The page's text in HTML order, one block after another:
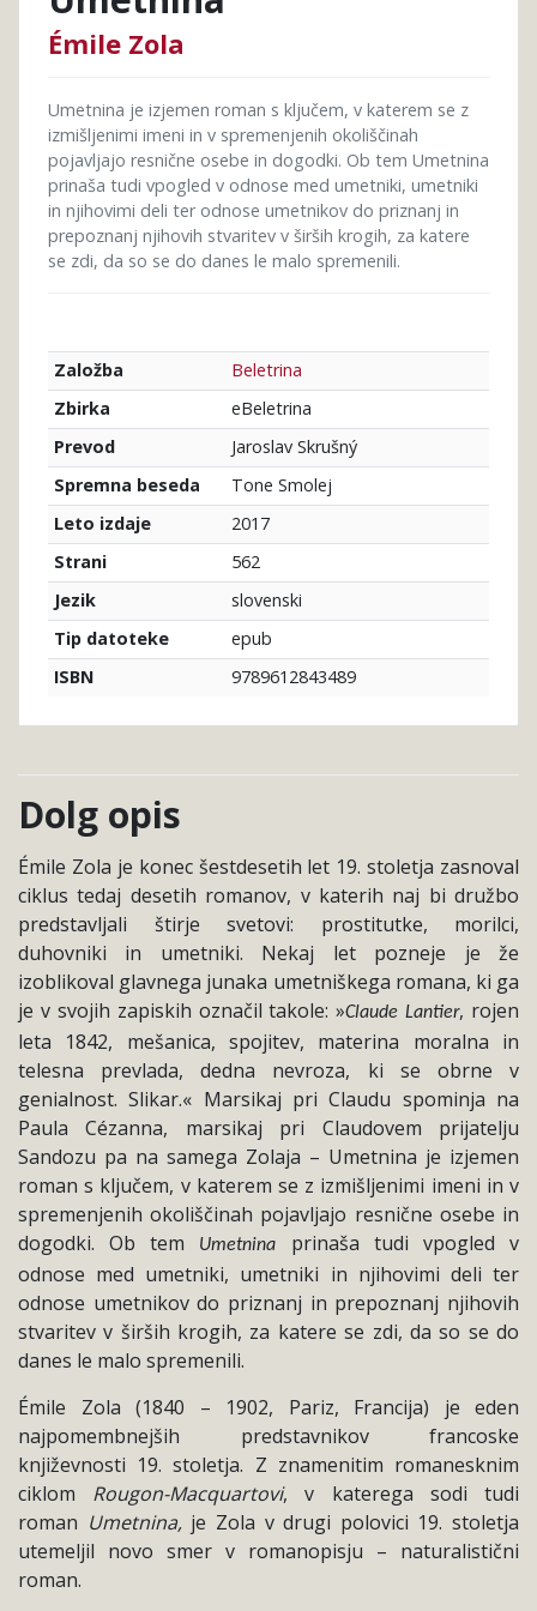
Émile Zola
Umetnina je izjemen roman s ključem, v katerem se z
izmišljenimi imeni in v spremenjenih okoliščinah
pojavljajo resnične osebe in dogodki. Ob tem Umetnina
prinaša tudi vpogled v odnose med umetniki, umetniki
in njihovimi deli ter odnose umetnikov do priznanj in
prepoznanj njihovih stvaritev v širših krogih, za katere
se zdi, da so se do danes le malo spremenili.
Založba
Beletrina
Zbirka
eBeletrina
Prevod
Jaroslav Skrušný
Spremna beseda
Tone Smolej
Leto izdaje
2017
Strani
562
Jezik
slovenski
Tip datoteke
epub
ISBN
9789612843489
Dolg opis
Émile Zola je konec šestdesetih let 19. stoletja zasnoval
ciklus tedaj desetih romanov, v katerih naj bi družbo
predstavljali štirje svetovi: prostitutke, morilci,
duhovniki in umetniki. Nekaj let pozneje je že
izoblikoval glavnega junaka umetniškega romana, ki ga
je v svojih zapiskih označil takole: »Claude Lantier, rojen
leta 1842, mešanica, spojitev, materina moralna in
telesna prevlada, dedna nevroza, ki se obrne v
genialnost. Slikar.« Marsikaj pri Claudu spominja na
Paula Cézanna, marsikaj pri Claudovem prijatelju
Sandozu pa na samega Zolaja – Umetnina je izjemen
roman s ključem, v katerem se z izmišljenimi imeni in v
spremenjenih okoliščinah pojavljajo resnične osebe in
dogodki. Ob tem
Umetnina
prinaša tudi vpogled v
odnose med umetniki, umetniki in njihovimi deli ter
odnose umetnikov do priznanj in prepoznanj njihovih
stvaritev v širših krogih, za katere se zdi, da so se do
danes le malo spremenili.
Émile Zola (1840 – 1902, Pariz, Francija) je eden
najpomembnejših predstavnikov francoske
književnosti 19. stoletja. Z znamenitim romanesknim
ciklom Rougon-Macquartovi, v katerega sodi tudi
roman Umetnina,je Zola v drugi polovici 19. stoletja
utemeljil novo smer v romanopisju – naturalistični
roman.